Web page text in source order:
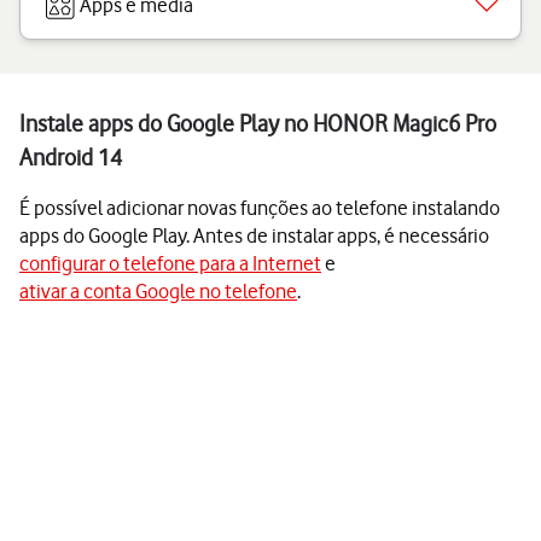
Apps e media
Instale apps do Google Play no HONOR Magic6 Pro
Android 14
É possível adicionar novas funções ao telefone instalando
apps do Google Play. Antes de instalar apps, é necessário
configurar o telefone para a Internete
ativar a conta Google no telefone.